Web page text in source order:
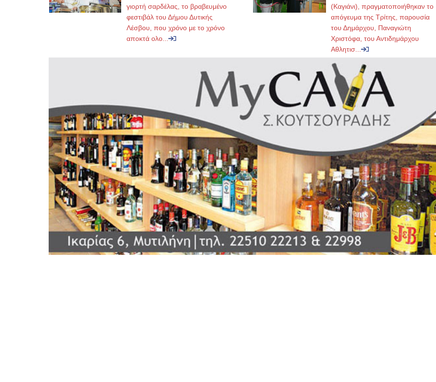
γιορτή σαρδέλας, το βραβευμένο
φεστιβάλ του Δήμου Δυτικής
Λέσβου, που χρόνο με το χρόνο
αποκτά ολο...
(Καγιάνι), πραγματοποιήθηκαν το
απόγευμα της Τρίτης, παρουσία
του Δημάρχου, Παναγιώτη
Χριστόφα, του Αντιδημάρχου
Αθλητισ...